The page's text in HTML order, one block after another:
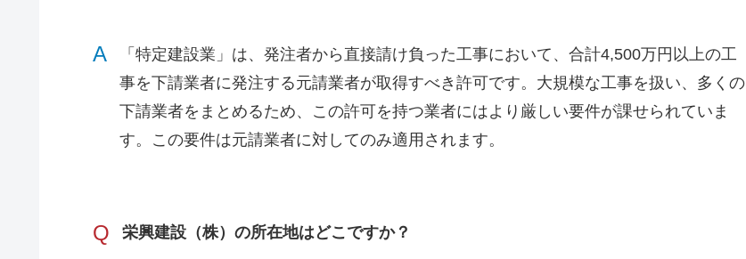
A
「特定建設業」は、発注者から直接請け負った工事において、合計4,500万円以上の工
事を下請業者に発注する元請業者が取得すべき許可です。大規模な工事を扱い、多くの
下請業者をまとめるため、この許可を持つ業者にはより厳しい要件が課せられていま
す。この要件は元請業者に対してのみ適用されます。
Q 栄興建設（株）の所在地はどこですか？